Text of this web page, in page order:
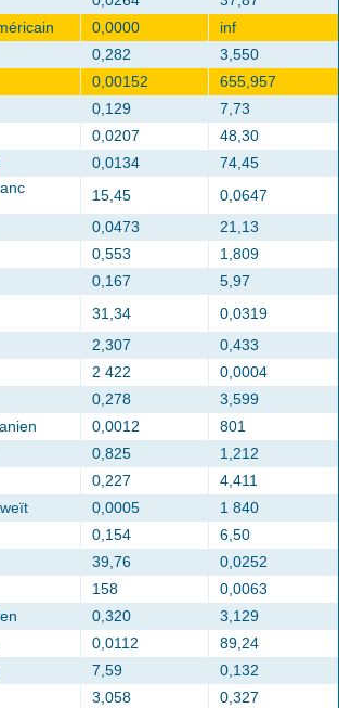
0,0000
inf
0,282
3,550
0,00152
655,957
0,129
7,73
0,0207
48,30
0,0134
74,45
15,45
0,0647
0,0473
21,13
0,553
1,809
0,167
5,97
31,34
0,0319
2,307
0,433
2 422
0,0004
0,278
3,599
0,0012
801
0,825
1,212
0,227
4,411
0,0005
1 840
0,154
6,50
39,76
0,0252
158
0,0063
0,320
3,129
0,0112
89,24
7,59
0,132
3,058 0,327